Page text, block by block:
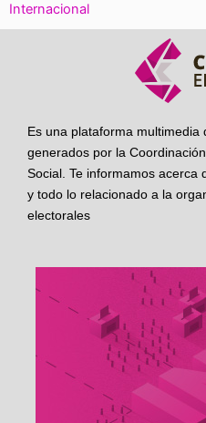
Internacional
Es una plataforma
generados por la
Social. Te informamos acerca
y todo lo relacionado a la
electorales